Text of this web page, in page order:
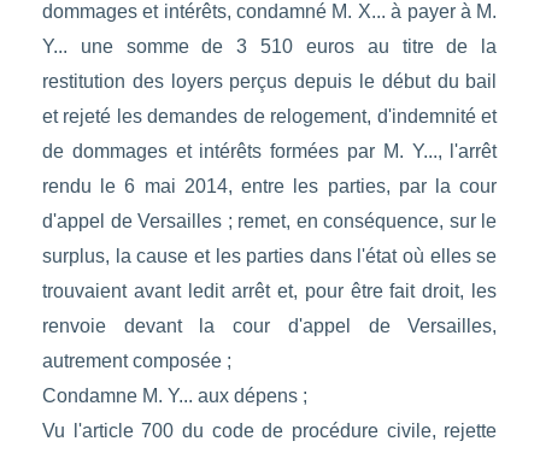
dommages et intérêts, condamné M. X... à payer à M.
Y... une somme de 3 510 euros au titre de la
restitution des loyers perçus depuis le début du bail
et rejeté les demandes de relogement, d'indemnité et
de dommages et intérêts formées par M. Y..., l'arrêt
rendu le 6 mai 2014, entre les parties, par la cour
d'appel de Versailles ; remet, en conséquence, sur le
surplus, la cause et les parties dans l'état où elles se
trouvaient avant ledit arrêt et, pour être fait droit, les
renvoie devant la cour d'appel de Versailles,
autrement composée ;
Condamne M. Y... aux dépens ;
Vu l'article 700 du code de procédure civile, rejette